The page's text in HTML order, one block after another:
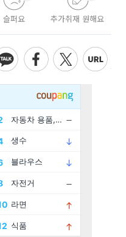
슬퍼요 추가취재 원해요